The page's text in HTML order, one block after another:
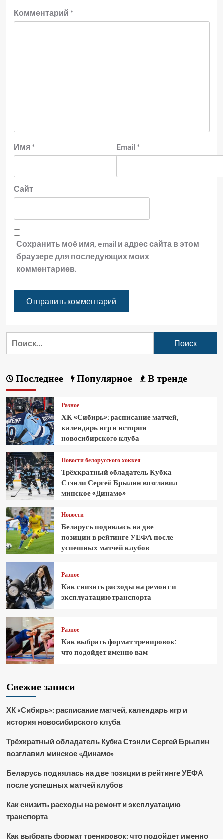
Комментарий *
Имя * Email *
Сайт
Сохранить моё имя, email и адрес сайта в этом
браузере для последующих моих
комментариев.
Последнее Популярное В тренде
Разное
ХК «Сибирь»: расписание матчей,
календарь игр и история
новосибирского клуба
Новости белорусского хоккея
Трёхкратный обладатель Кубка
Стэнли Сергей Брылин возглавил
минское «Динамо»
Новости
Беларусь поднялась на две
позиции в рейтинге УЕФА после
успешных матчей клубов
Разное
Как снизить расходы на ремонт и
эксплуатацию транспорта
Разное
Как выбрать формат тренировок:
что подойдет именно вам
Свежие записи
ХК «Сибирь»: расписание матчей, календарь игр и
история новосибирского клуба
Трёхкратный обладатель Кубка Стэнли Сергей Брылин
возглавил минское «Динамо»
Беларусь поднялась на две позиции в рейтинге УЕФА
после успешных матчей клубов
Как снизить расходы на ремонт и эксплуатацию
транспорта
Как выбрать формат тренировок: что подойдет именно